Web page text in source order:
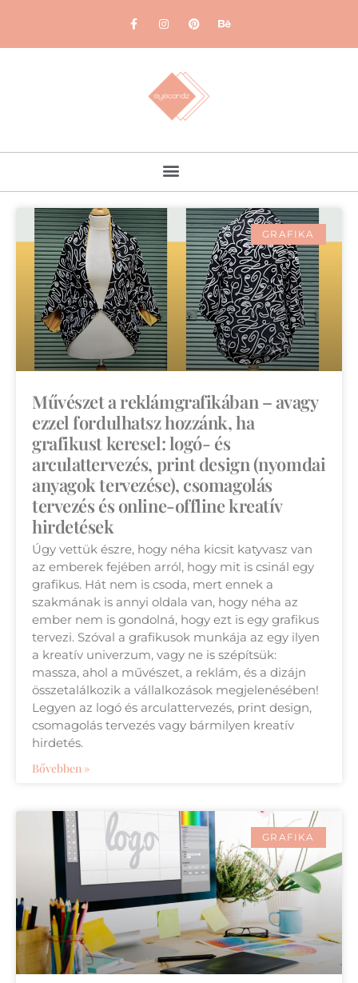
GRAFIKA
Művészet a reklámgrafikában – avagy
ezzel fordulhatsz hozzánk, ha
grafikust keresel: logó- és
arculattervezés, print design (nyomdai
anyagok tervezése), csomagolás
tervezés és online-offline kreatív
hirdetések
Úgy vettük észre, hogy néha kicsit katyvasz van
az emberek fejében arról, hogy mit is csinál egy
grafikus. Hát nem is csoda, mert ennek a
szakmának is annyi oldala van, hogy néha az
ember nem is gondolná, hogy ezt is egy grafikus
tervezi. Szóval a grafikusok munkája az egy ilyen
a kreatív univerzum, vagy ne is szépítsük:
massza, ahol a művészet, a reklám, és a dizájn
összetalálkozik a vállalkozások megjelenésében!
Legyen az logó és arculattervezés, print design,
csomagolás tervezés vagy bármilyen kreatív
hirdetés.
Bővebben »
GRAFIKA